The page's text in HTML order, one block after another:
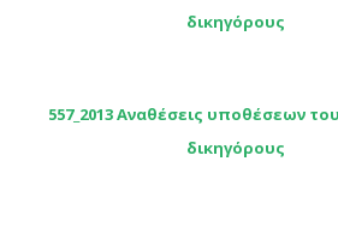
δικηγόρους
557_2013 Αναθέσεις υποθέσεων
δικηγόρους